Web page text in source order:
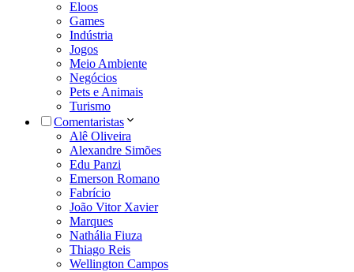
Eloos
Games
Indústria
Jogos
Meio Ambiente
Negócios
Pets e Animais
Turismo
Comentaristas
Alê Oliveira
Alexandre Simões
Edu Panzi
Emerson Romano
Fabrício
João Vitor Xavier
Marques
Nathália Fiuza
Thiago Reis
Wellington Campos